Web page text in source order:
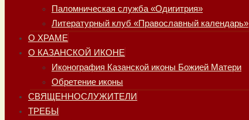
Паломническая служба «Одигитрия»
Литературный клуб «Православный календарь»
О ХРАМЕ
О КАЗАНСКОЙ ИКОНЕ
Иконография Казанской иконы Божией Матери
Обретение иконы
СВЯЩЕННОСЛУЖИТЕЛИ
ТРЕБЫ